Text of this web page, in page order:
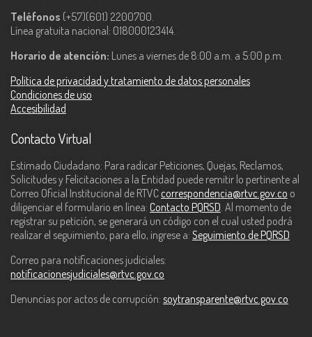
Teléfonos (+57)(601) 2200700.
Línea gratuita nacional: 018000123414.
Horario de atención: Lunes a viernes de 8:00 a.m. a 5:00 p.m.
Política de privacidad y tratamiento de datos personales
Condiciones de uso
Accesibilidad
Contacto Virtual
Estimado Ciudadano: Para radicar Peticiones, Quejas, Reclamos,
Solicitudes y Felicitaciones a la Entidad puede remitir lo pertinente al
Correo Oficial Institucional de RTVC correspondencia@rtvc.gov.co o
diligenciar el formulario en línea: Contacto PQRSD. Al momento de
registrar su petición, se generará un código con el cual usted podrá
realizar el seguimiento, para ello, ingrese a: Seguimiento de PQRSD
Correo para notificaciones judiciales:
notificacionesjudiciales@rtvc.gov.co
Denuncias por actos de corrupción: soytransparente@rtvc.gov.co